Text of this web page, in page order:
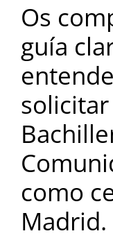
Os
guía
como
Madrid.